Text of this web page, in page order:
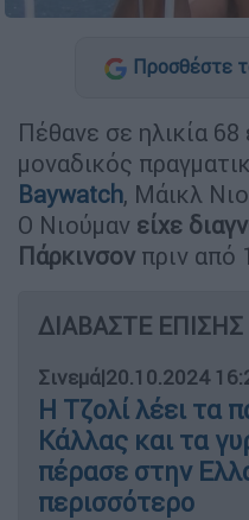
Προσθέστε
Πέθανε σε ηλικία
μοναδικός
Baywatch, Μάικλ
O Νιούμαν είχε
Πάρκινσον πριν από
ΔΙΑΒΑΣΤΕ ΕΠΙΣΗΣ
Σινεμά|20.10.2024
Η Τζολί λέει τα
Κάλλας και τα
πέρασε στην
περισσότερο